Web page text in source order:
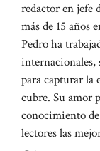
redactor en jefe
más de 15 años
Pedro ha
internacionales,
para capturar la
cubre. Su amor
conocimiento
lectores las